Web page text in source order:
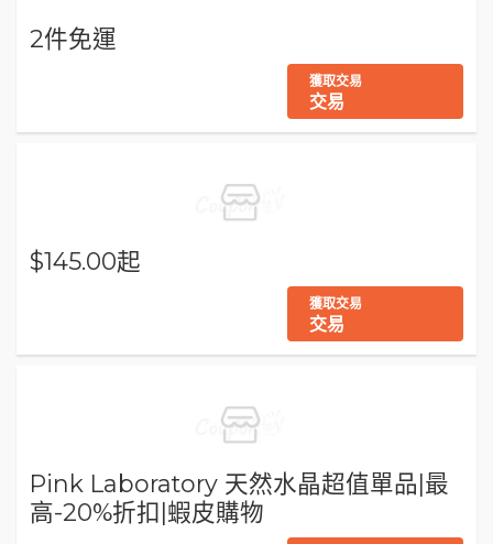
2件免運
獲取交易
交易
$145.00起
獲取交易
交易
Pink Laboratory 天然水晶超值單品|最
高-20%折扣|蝦皮購物